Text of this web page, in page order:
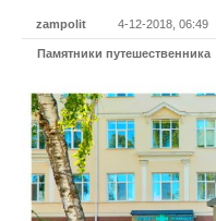
zampolit 4-12-2018, 06:49
Памятники путешественника